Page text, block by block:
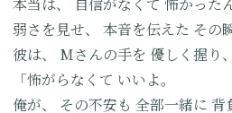
弱さを見せ、
本音を伝えた その
彼は、
Mさんの手を 優しく握り、
「怖がらなくて いいよ。
俺が、
その不安も 全部一緒に 背